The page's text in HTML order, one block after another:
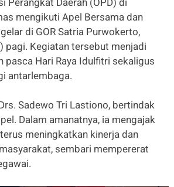
Perangkat Daerah (OPD) di
mengikuti Apel Bersama dan
di GOR Satria Purwokerto,
Kegiatan tersebut menjadi
pasca Hari Raya Idulfitri sekaligus
antarlembaga.
Sadewo Tri Lastiono, bertindak
Dalam amanatnya, ia mengajak
meningkatkan kinerja dan
sembari mempererat